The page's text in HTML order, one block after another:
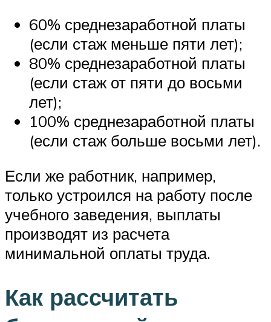
60% среднезаработной платы
(если стаж меньше пяти лет);
80% среднезаработной платы
(если стаж от пяти до восьми
лет);
100% среднезаработной платы
(если стаж больше восьми лет).
Если же работник, например,
только устроился на работу после
учебного заведения, выплаты
производят из расчета
минимальной оплаты труда.
Как рассчитать